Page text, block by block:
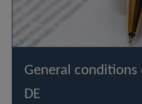
General conditions
DE